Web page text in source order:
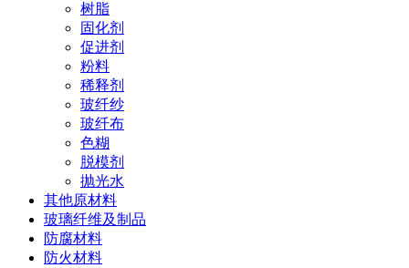
树脂
固化剂
促进剂
粉料
稀释剂
玻纤纱
玻纤布
色糊
脱模剂
抛光水
其他原材料
玻璃纤维及制品
防腐材料
防火材料